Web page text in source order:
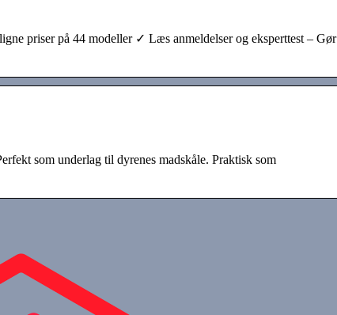
priser på 44 modeller ✓ Læs anmeldelser og eksperttest – Gør
som underlag til dyrenes madskåle. Praktisk som